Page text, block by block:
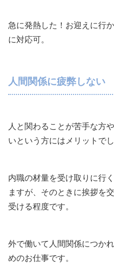
急に発熱した！お迎えに行
に対応可。
人間関係に疲弊しない
人と関わることが苦手な方
いという方にはメリットで
内職の材量を受け取りに行
ますが、そのときに挨拶を
受ける程度です。
外で働いて人間関係につか
めのお仕事です。